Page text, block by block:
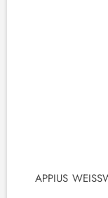
APPIUS